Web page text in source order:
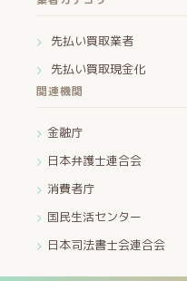
先払い買取業者
先払い買取現金化
関連機関
金融庁
日本弁護士連合会
消費者庁
国民生活センター
日本司法書士会連合会